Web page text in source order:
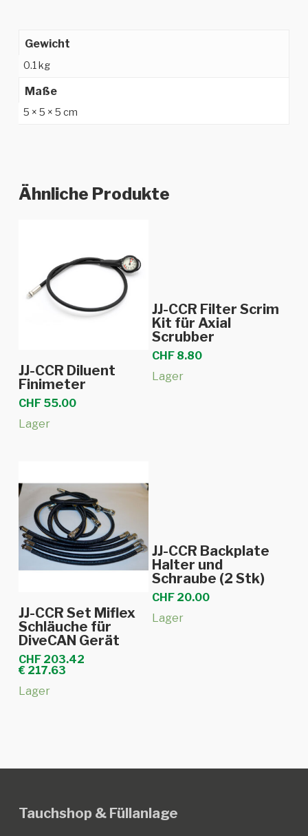
Gewicht
0.1 kg
Maße
5 × 5 × 5 cm
Ähnliche Produkte
In den Warenkorb
JJ-CCR Diluent
Finimeter
CHF55.00
Lager
In den Warenkorb
JJ-CCR Filter Scrim
Kit für Axial
Scrubber
CHF 8.80
Lager
In den Warenkorb
JJ-CCR Set Miflex
Schläuche für
DiveCAN Gerät
CHF203.42
€217.63
Lager
In den Warenkorb
JJ-CCR Backplate
Halter und
Schraube (2 Stk)
CHF 20.00
Lager
Tauchshop & Füllanlage